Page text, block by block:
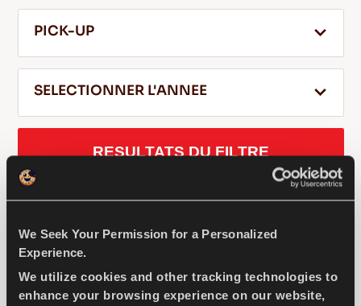
We Seek Your Permission for a Personalized
Experience.
We utilize cookies and other tracking technologies to
enhance your browsing experience on our website,
SERVICE & AIDE
FR
Conseils pour conduire dans la neige
LIRE LA SUITE
PICK-UP
SELECTIONNER L'ANNEE
RESULTATS DU FILTRE
GREENWAYS